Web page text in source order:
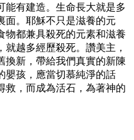
能有建造。生命長大就是多
面。耶穌不只是滋養的元
物都兼具殺死的元素和滋養
越多經歷殺死。讚美主，
換新，帶給我們真實的新陳
嬰孩，應當切慕純淨的話
救，而成為活石，為著神的